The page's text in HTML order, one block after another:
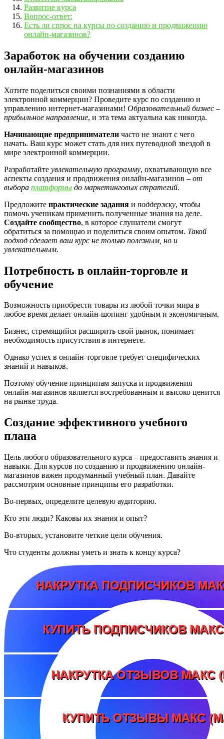
Развитие курса
Вопрос-ответ:
Есть ли спрос на курсы по созданию и продвижению
онлайн-магазинов?
Заработок на обучении созданию
онлайн-магазинов
Хотите поделиться своими познаниями в области
электронной коммерции? Проведите курс по созданию и
управлению интернет-магазинами! Образовательный бизнес –
прибыльное направление, и эта тема актуальна как никогда.
Начинающие предприниматели часто не знают с чего
начать. Ваш курс может стать для них путеводной звездой в
мире электронной коммерции.
Разработайте увлекательную программу, охватывающую все
аспекты создания и продвижения онлайн-магазинов – от
выбора платформы до маркетинговых стратегий.
Предложите практические задания и поддержку, чтобы
помочь ученикам применить полученные знания на деле.
Создайте сообщество, в которое слушатели смогут
обратиться за помощью и поделиться своим опытом. Такой
подход сделает ваш курс не только полезным, но и
увлекательным.
Потребность в онлайн-торговле и
обучение
Возможность приобрести товары из любой точки мира в
любое время делает онлайн-шопинг удобным и экономичным.
Бизнес, стремящийся расширить свой рынок, понимает
необходимость присутствия в интернете.
Однако успех в онлайн-торговле требует специфических
знаний и навыков.
Поэтому обучение принципам запуска и продвижения
онлайн-магазинов является востребованным и высоко ценится
на рынке труда.
Создание эффективного учебного
плана
Цель любого образовательного курса – предоставить знания и
навыки. Для курсов по созданию и продвижению онлайн-
магазинов важен продуманный учебный план. Давайте
рассмотрим основные принципы его разработки.
Во-первых, определите целевую аудиторию.
Кто эти люди? Каковы их знания и опыт?
Во-вторых, установите четкие цели обучения.
Что студенты должны уметь и знать к концу курса?